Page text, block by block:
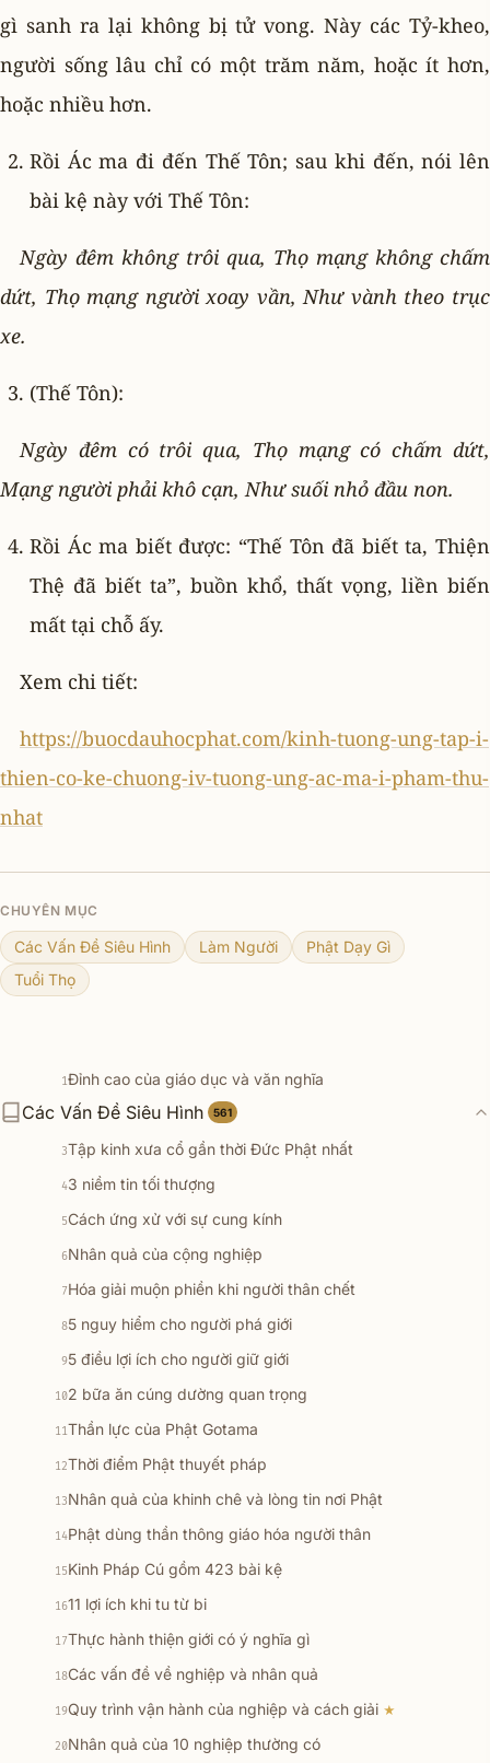
gì sanh ra lại không bị tử vong. Này các Tỷ-kheo,
người sống lâu chỉ có một trăm năm, hoặc ít hơn,
hoặc nhiều hơn.
Rồi Ác ma đi đến Thế Tôn; sau khi đến, nói lên
bài kệ này với Thế Tôn:
Ngày đêm không trôi qua, Thọ mạng không chấm
dứt, Thọ mạng người xoay vần, Như vành theo trục
xe.
(Thế Tôn):
Ngày đêm có trôi qua, Thọ mạng có chấm dứt,
Mạng người phải khô cạn, Như suối nhỏ đầu non.
Rồi Ác ma biết được: “Thế Tôn đã biết ta, Thiện
Thệ đã biết ta”, buồn khổ, thất vọng, liền biến
mất tại chỗ ấy.
Xem chi tiết:
https://buocdauhocphat.com/kinh-tuong-ung-tap-i-
thien-co-ke-chuong-iv-tuong-ung-ac-ma-i-pham-thu-
nhat
CHUYÊN MỤC
Các Vấn Đề Siêu Hình Làm Người
Phật Dạy Gì
Tuổi Thọ
Các Vấn Đề Siêu Hình 561
1Đỉnh cao của giáo dục và văn nghĩa
27 pháp đoạn trừ lậu hoặc
3Tập kinh xưa cổ gần thời Đức Phật nhất
43 niềm tin tối thượng
5Cách ứng xử với sự cung kính
6Nhân quả của cộng nghiệp
7Hóa giải muộn phiền khi người thân chết
85 nguy hiểm cho người phá giới
95 điều lợi ích cho người giữ giới
102 bữa ăn cúng dường quan trọng
11Thần lực của Phật Gotama
12Thời điểm Phật thuyết pháp
13Nhân quả của khinh chê và lòng tin nơi Phật
14Phật dùng thần thông giáo hóa người thân
15Kinh Pháp Cú gồm 423 bài kệ
1611 lợi ích khi tu từ bi
17Thực hành thiện giới có ý nghĩa gì
18Các vấn đề về nghiệp và nhân quả
19Quy trình vận hành của nghiệp và cách giải ★
20Nhân quả của 10 nghiệp thường có